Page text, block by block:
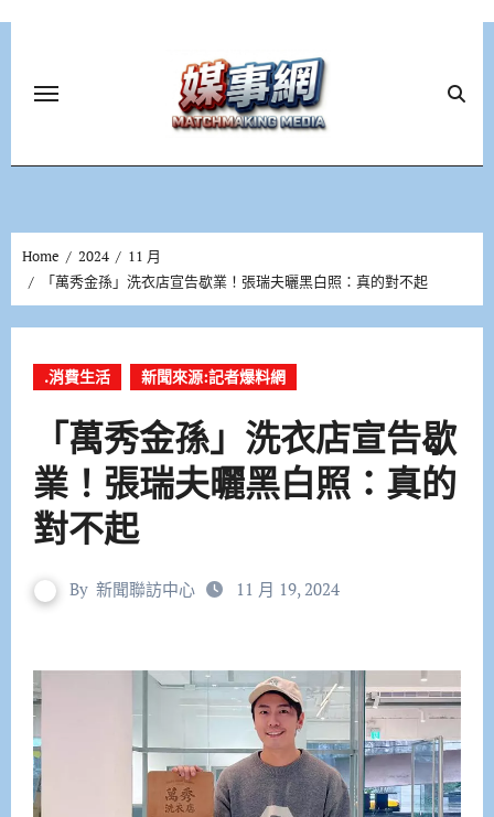
Home 2024
11 月
「萬秀金孫」洗衣店宣告歇業！張瑞夫曬黑白照：真的對不起
.消費生活 新聞來源:記者爆料網
「萬秀金孫」洗衣店宣告歇
業！張瑞夫曬黑白照：真的
對不起
By 新聞聯訪中心 11 月 19, 2024